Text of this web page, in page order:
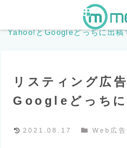
Web広告
Yahoo!とGoogleどっちに出稿
リスティング広
Googleどっちに
2021.08.17 Web広告